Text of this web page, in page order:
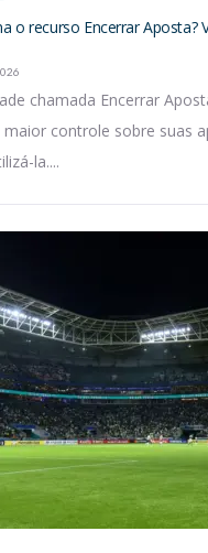
o recurso Encerrar Aposta?
chamada Encerrar
controle sobre suas
la....